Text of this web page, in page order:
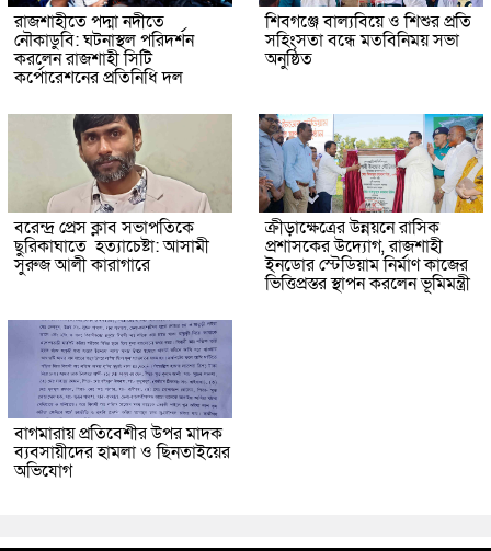
রাজশাহীতে পদ্মা নদীতে
নৌকাডুবি: ঘটনাস্থল পরিদর্শন
করলেন রাজশাহী সিটি
কর্পোরেশনের প্রতিনিধি দল
শিবগঞ্জে বাল্যবিয়ে ও শিশুর প্রতি
সহিংসতা বন্ধে মতবিনিময় সভা
অনুষ্ঠিত
বরেন্দ্র প্রেস ক্লাব সভাপতিকে
ছুরিকাঘাতে হত্যাচেষ্টা: আসামী
সুরুজ আলী কারাগারে
ক্রীড়াক্ষেত্রের উন্নয়নে রাসিক
প্রশাসকের উদ্যোগ, রাজশাহী
ইনডোর স্টেডিয়াম নির্মাণ কাজের
ভিত্তিপ্রস্তর স্থাপন করলেন ভূমিমন্ত্রী
বাগমারায় প্রতিবেশীর উপর মাদক
ব্যবসায়ীদের হামলা ও ছিনতাইয়ের
অভিযোগ